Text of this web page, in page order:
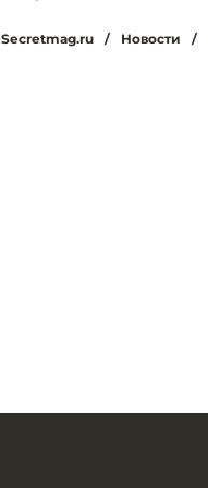
Secretmag.ru / Новости /